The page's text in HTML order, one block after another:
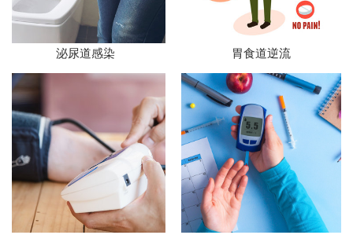
泌尿道感染 胃食道逆流